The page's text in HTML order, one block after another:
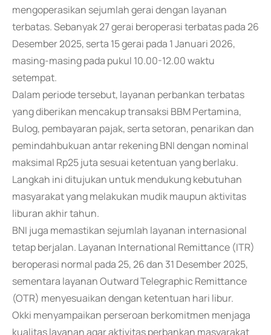
mengoperasikan sejumlah gerai dengan layanan
terbatas. Sebanyak 27 gerai beroperasi terbatas pada 26
Desember 2025, serta 15 gerai pada 1 Januari 2026,
masing-masing pada pukul 10.00-12.00 waktu
setempat.
Dalam periode tersebut, layanan perbankan terbatas
yang diberikan mencakup transaksi BBM Pertamina,
Bulog, pembayaran pajak, serta setoran, penarikan dan
pemindahbukuan antar rekening BNI dengan nominal
maksimal Rp25 juta sesuai ketentuan yang berlaku.
Langkah ini ditujukan untuk mendukung kebutuhan
masyarakat yang melakukan mudik maupun aktivitas
liburan akhir tahun.
BNI juga memastikan sejumlah layanan internasional
tetap berjalan. Layanan International Remittance (ITR)
beroperasi normal pada 25, 26 dan 31 Desember 2025,
sementara layanan Outward Telegraphic Remittance
(OTR) menyesuaikan dengan ketentuan hari libur.
Okki menyampaikan perseroan berkomitmen menjaga
kualitas layanan agar aktivitas perbankan masyarakat